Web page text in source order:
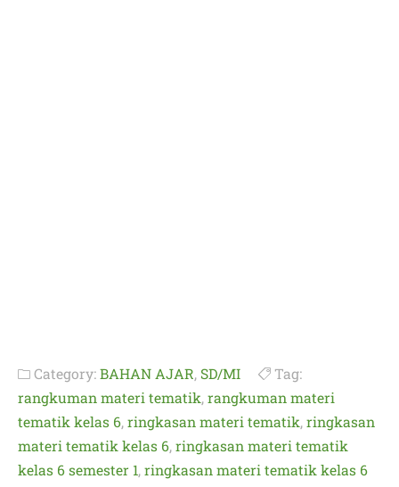
Category:BAHAN AJAR, SD/MI
Tag:
rangkuman materi tematik,rangkuman materi
tematik kelas 6,ringkasan materi tematik,ringkasan
materi tematik kelas 6,ringkasan materi tematik
kelas 6 semester 1,ringkasan materi tematik kelas 6